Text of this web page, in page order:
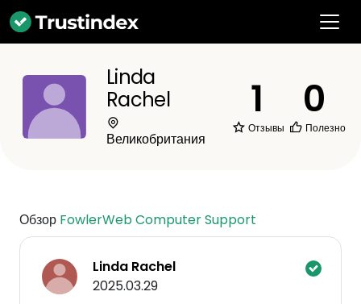
Linda
Rachel
Великобритания
1
Отзывы
0
Полезно
Обзор FowlerWeb Computer Support
Linda Rachel
2025.03.29